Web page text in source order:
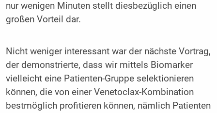
nur wenigen Minuten stellt diesbezüglich einen
großen Vorteil dar.
Nicht weniger interessant war der nächste Vortrag,
der demonstrierte, dass wir mittels Biomarker
vielleicht eine Patienten-Gruppe selektionieren
können, die von einer Venetoclax-Kombination
bestmöglich profitieren können, nämlich Patienten